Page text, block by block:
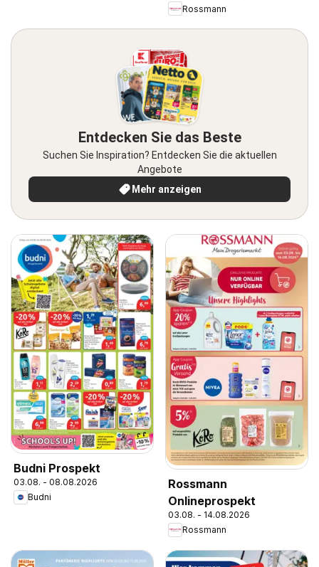
Rossmann
Entdecken Sie das Beste
Suchen Sie Inspiration? Entdecken Sie die aktuellen
Angebote
Mehr anzeigen
Budni Prospekt
03.08. - 08.08.2026
Budni
Rossmann
Onlineprospekt
03.08. - 14.08.2026
Rossmann